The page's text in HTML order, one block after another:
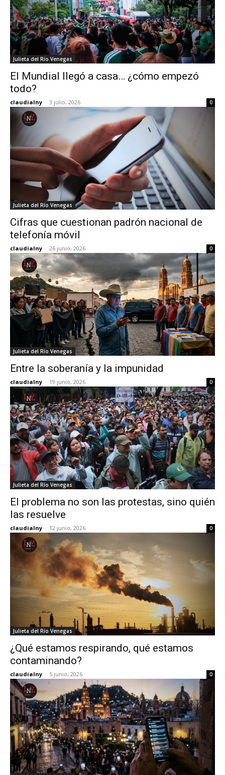
Julieta del Río Venegas
El Mundial llegó a casa… ¿cómo empezó
todo?
claudialny - 3 julio, 2026 0
Julieta del Río Venegas
Cifras que cuestionan padrón nacional de
telefonía móvil
claudialny - 26 junio, 2026 0
Julieta del Río Venegas
Entre la soberanía y la impunidad
claudialny - 19 junio, 2026 0
Julieta del Río Venegas
El problema no son las protestas, sino quién
las resuelve
claudialny - 12 junio, 2026 0
Julieta del Río Venegas
¿Qué estamos respirando, qué estamos
contaminando?
claudialny - 5 junio, 2026 0